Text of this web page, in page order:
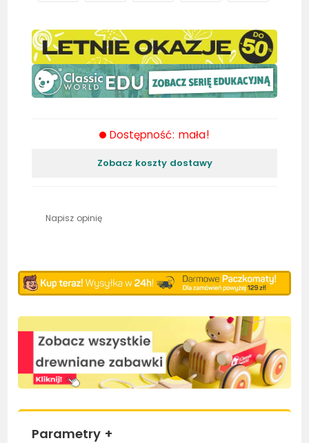
Dostępność: mała!
Zobacz koszty dostawy
Napisz opinię
Parametry +